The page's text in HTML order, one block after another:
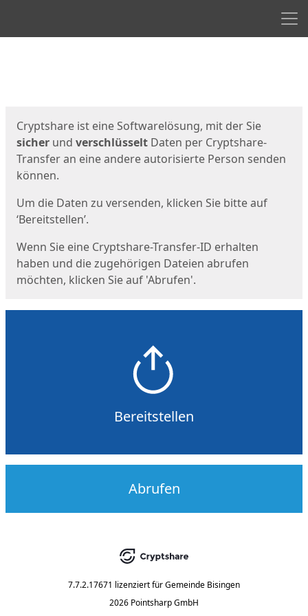
Cryptshare ist eine Softwarelösung, mit der Sie
sicher und verschlüsselt Daten per Cryptshare-
Transfer an eine andere autorisierte Person senden
können.
Um die Daten zu versenden, klicken Sie bitte auf
‘Bereitstellen’.
Wenn Sie eine Cryptshare-Transfer-ID erhalten
haben und die zugehörigen Dateien abrufen
möchten, klicken Sie auf 'Abrufen'.
Bereitstellen
Abrufen
7.7.2.17671 lizenziert fürGemeinde Bisingen
2026 Pointsharp GmbH